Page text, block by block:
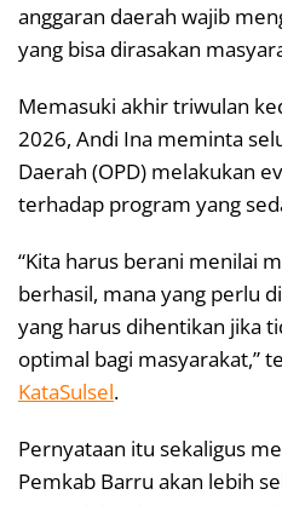
anggaran daerah wajib
yang bisa dirasakan
Memasuki akhir triwulan
2026, Andi Ina meminta
Daerah (OPD) melakukan
terhadap program yang
“Kita harus berani menilai
berhasil, mana yang perlu
yang harus dihentikan jika
optimal bagi masyarakat,”
KataSulsel.
Pernyataan itu sekaligus
Pemkab Barru akan lebih